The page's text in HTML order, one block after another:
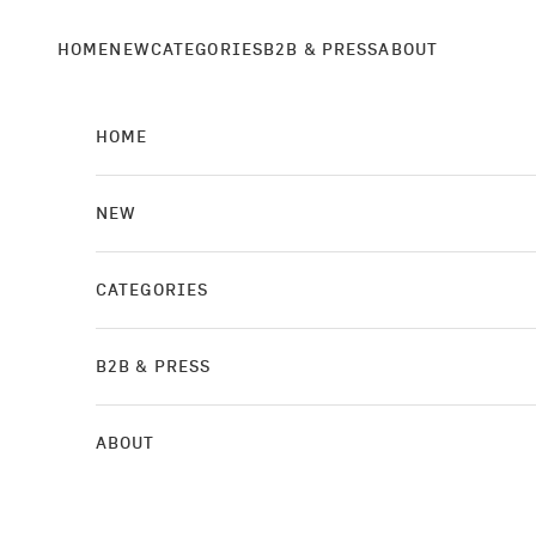
HOMENEWCATEGORIESB2B & PRESSABOUT
HOME
NEW
CATEGORIES
B2B & PRESS
ABOUT